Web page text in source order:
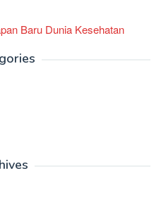
Baru Dunia Kesehatan